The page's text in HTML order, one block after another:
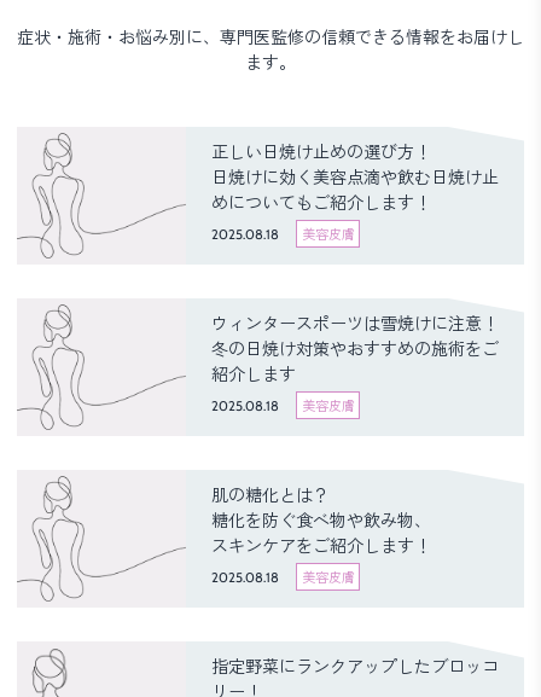
症状・施術・お悩み別に、専門医監修の信頼できる情報をお届けし
ます。
正しい日焼け止めの選び方！
日焼けに効く美容点滴や飲む日焼け止
めについてもご紹介します！
2025.08.18 美容皮膚
ウィンタースポーツは雪焼けに注意！
冬の日焼け対策やおすすめの施術をご
紹介します
2025.08.18 美容皮膚
肌の糖化とは？
糖化を防ぐ食べ物や飲み物、
スキンケアをご紹介します！
2025.08.18 美容皮膚
指定野菜にランクアップしたブロッコ
リー！